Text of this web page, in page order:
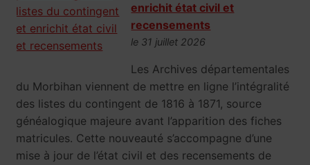
enrichit état civil et
recensements
le 31 juillet 2026
Les Archives départementales
du Morbihan viennent de mettre en ligne l’intégralité
des listes du contingent de 1816 à 1871, source
généalogique majeure avant l’apparition des fiches
matricules. Cette nouveauté s’accompagne d’une
mise à jour de l’état civil et des recensements de